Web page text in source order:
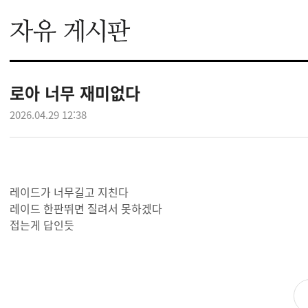
로아 너무 재미없다
2026.04.29 12:38
레이드가 너무길고 지친다
레이드 한판뛰면 질려서 못하겠다
접는게 답인듯